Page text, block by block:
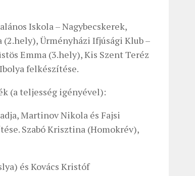
Iskola – Nagybecskerek,
Ürményházi Ifjúsági Klub –
Emma (3.hely), Kis Szent Teréz
felkészítése.
(a teljesség igényével):
Martinov Nikola és Fajsi
Szabó Krisztina (Homokrév),
és Kovács Kristóf